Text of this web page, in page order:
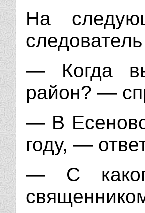
На
— Когда
район? —
— В
году, —
— С